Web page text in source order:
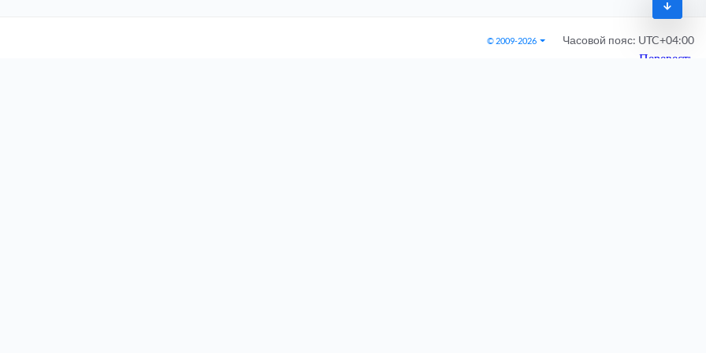
© 2009-2026 Часовой пояс: UTC+04:00